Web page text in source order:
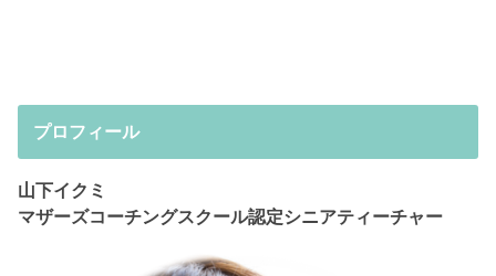
プロフィール
山下イクミ
マザーズコーチングスクール認定シニアティーチャー